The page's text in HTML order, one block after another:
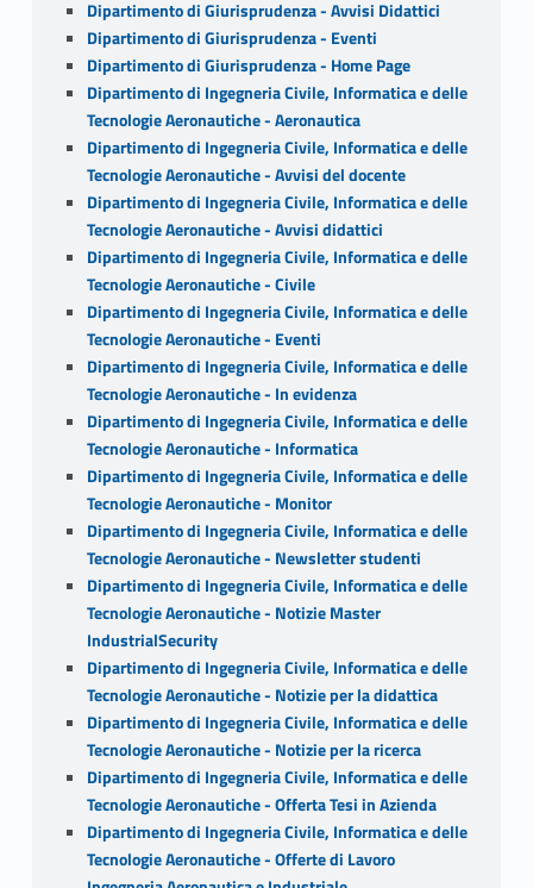
Dipartimento di Giurisprudenza - Avvisi Didattici
Dipartimento di Giurisprudenza - Eventi
Dipartimento di Giurisprudenza - Home Page
Dipartimento di Ingegneria Civile, Informatica e delle
Tecnologie Aeronautiche - Aeronautica
Dipartimento di Ingegneria Civile, Informatica e delle
Tecnologie Aeronautiche - Avvisi del docente
Dipartimento di Ingegneria Civile, Informatica e delle
Tecnologie Aeronautiche - Avvisi didattici
Dipartimento di Ingegneria Civile, Informatica e delle
Tecnologie Aeronautiche - Civile
Dipartimento di Ingegneria Civile, Informatica e delle
Tecnologie Aeronautiche - Eventi
Dipartimento di Ingegneria Civile, Informatica e delle
Tecnologie Aeronautiche - In evidenza
Dipartimento di Ingegneria Civile, Informatica e delle
Tecnologie Aeronautiche - Informatica
Dipartimento di Ingegneria Civile, Informatica e delle
Tecnologie Aeronautiche - Monitor
Dipartimento di Ingegneria Civile, Informatica e delle
Tecnologie Aeronautiche - Newsletter studenti
Dipartimento di Ingegneria Civile, Informatica e delle
Tecnologie Aeronautiche - Notizie Master
IndustrialSecurity
Dipartimento di Ingegneria Civile, Informatica e delle
Tecnologie Aeronautiche - Notizie per la didattica
Dipartimento di Ingegneria Civile, Informatica e delle
Tecnologie Aeronautiche - Notizie per la ricerca
Dipartimento di Ingegneria Civile, Informatica e delle
Tecnologie Aeronautiche - Offerta Tesi in Azienda
Dipartimento di Ingegneria Civile, Informatica e delle
Tecnologie Aeronautiche - Offerte di Lavoro